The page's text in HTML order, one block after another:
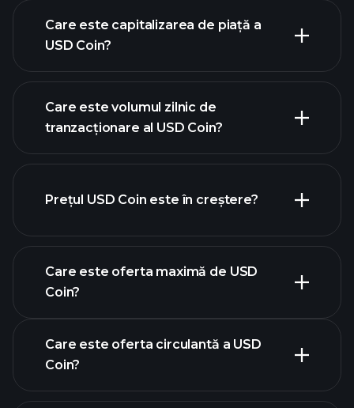
graficul avansat
Care este capitalizarea de piață a
USD Coin?
Care este volumul zilnic de
tranzacționare al USD Coin?
Prețul USD Coin este în creștere?
Care este oferta maximă de USD
Coin?
Care este oferta circulantă a USD
Coin?